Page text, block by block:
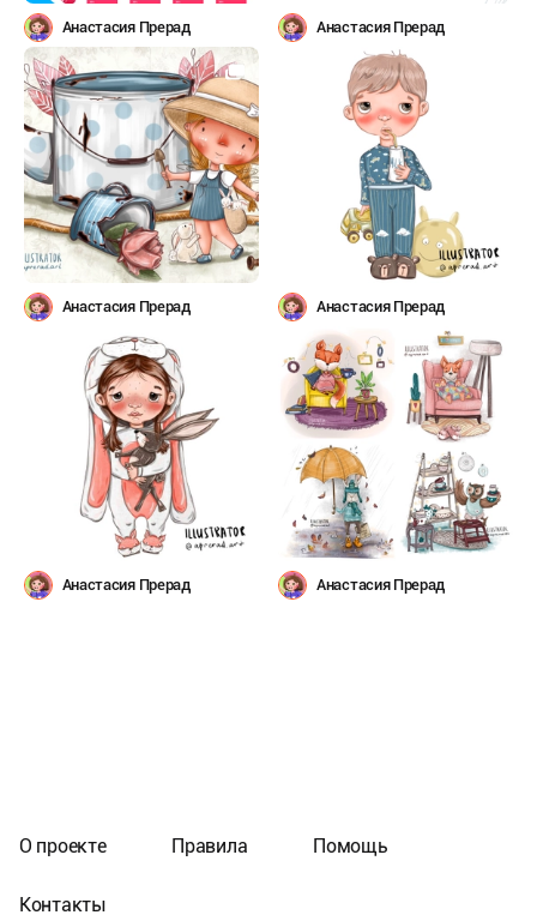
Анастасия Прерад Анастасия Прерад
Анастасия Прерад Анастасия Прерад
Анастасия Прерад Анастасия Прерад
О проекте Правила Помощь
Контакты